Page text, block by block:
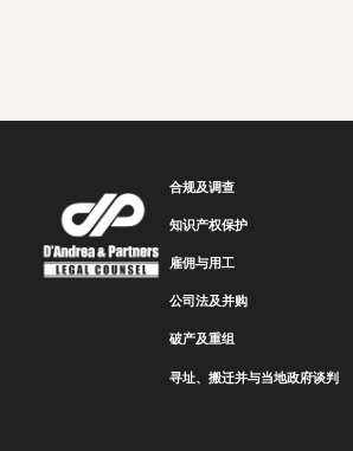
合规及调查
知识产权保护
雇佣与用工
公司法及并购
破产及重组
寻址、搬迁并与当地政府谈判